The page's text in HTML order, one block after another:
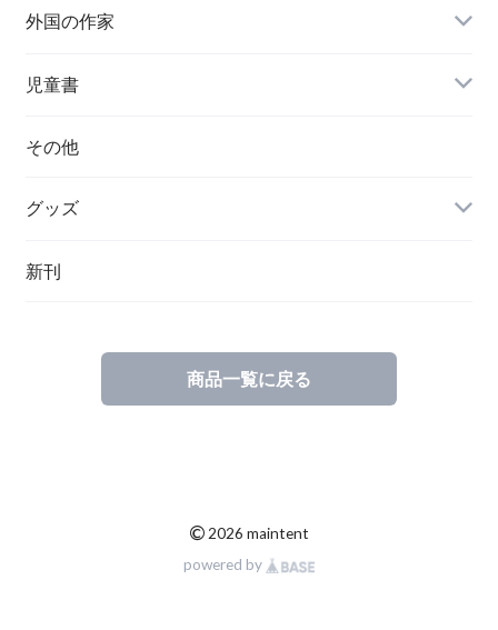
外国の作家
チェコ
ハンガリー
その他
ポーランド
児童書
その他
グッズ
新刊
商品一覧に戻る
© 2026 maintent
powered by